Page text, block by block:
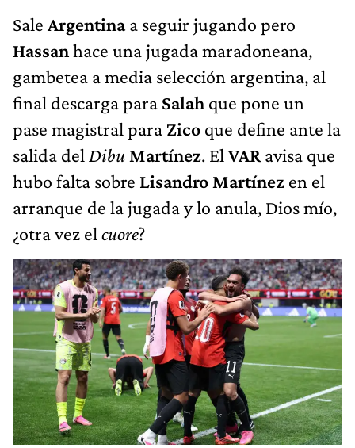
Sale Argentinaa seguir jugando pero
Hassanhace una jugada maradoneana,
gambetea a media selección argentina, al
final descarga para Salah que pone un
pase magistral para Zico que define ante la
salida del Dibu Martínez. El VAR avisa que
hubo falta sobre Lisandro Martínez en el
arranque de la jugada y lo anula, Dios mío,
¿otra vez el cuore?